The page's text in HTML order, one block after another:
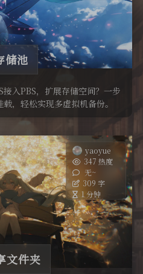
储池
接入PBS，扩展存储空间？一步
，轻松实现多虚拟机备份。
yaoyue
347 热度
无~
309 字
1 分钟
文件夹